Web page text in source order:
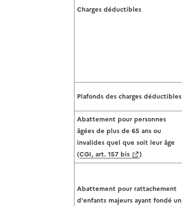
Charges déductibles
Plafonds des charges déductibles
Abattement pour personnes
âgées de plus de 65 ans ou
invalides quel que soit leur âge
(CGI, art. 157 bis )
Abattement pour rattachement
d'enfants majeurs ayant fondé un